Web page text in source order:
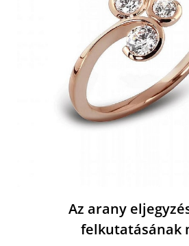
Az arany
felkutatásának